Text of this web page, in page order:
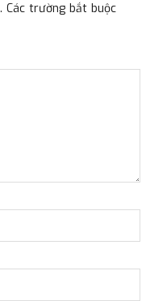
Các trường bắt buộc